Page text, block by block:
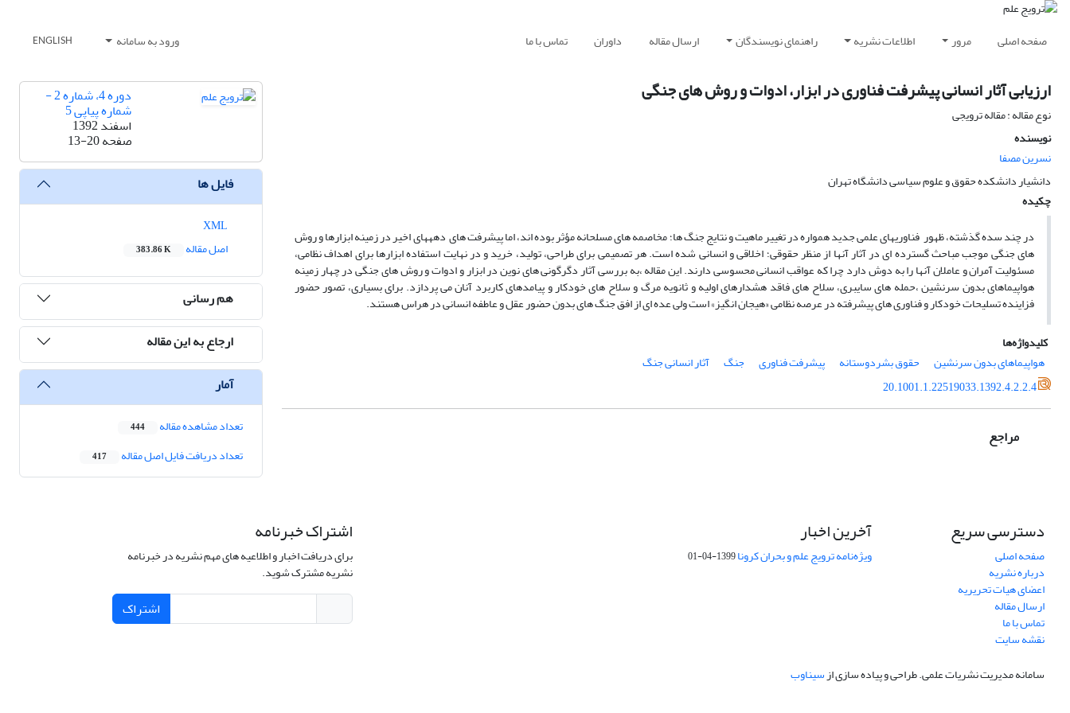
صفحه اصلی مرور اطلاعات نشریه راهنمای نویسندگان ارسال مقاله داوران تماس با ما ورود به سامانه ENGLISH
ارزیابی آثار انسانی پیشرفت فناوری در ابزار، ادوات و روش های جنگی
نوع مقاله : مقاله ترویجی
نویسنده
نسرین مصفا
دانشیار دانشکده حقوق و علوم سیاسی دانشگاه تهران
چکیده
در چند سده گذشته، ظهور فناوریهای علمی جدید همواره در تغییر ماهیت و نتایج جنگ ها؛ مخاصمه های مسلحانه مؤثر بوده اند، اما پیشرفت های دهههای اخیر در زمینه ابزارها و روش
های جنگی موجب مباحث گسترده ای در آثار آنها از منظر حقوقی؛ اخلاقی و انسانی شده است. هر تصمیمی برای طراحی، تولید، خرید و در نهایت استفاده ابزارها برای اهداف نظامی،
مسئولیت آمران و عاملان آنها را به دوش دارد چرا که عواقب انسانی محسوسی دارند. این مقاله ،به بررسی آثار دگرگونی های نوین در ابزار و ادوات و روش های جنگی در چهار زمینه
هواپیماهای بدون سرنشین ،حمله های سایبری، سلاح های فاقد هشدارهای اولیه و ثانویه مرگ و سلاح های خودکار و پیامدهای کاربرد آنان می پردازد. برای بسیاری، تصور حضور
فزاینده تسلیحات خودکار و فناوری های پیشرفته در عرصه نظامی «هیجان انگیز» است ولی عده ای از افق جنگ های بدون حضور عقل و عاطفه انسانی در هراس هستند.
کلیدواژه‌ها
هواپیماهای بدون سرنشین
حقوق بشردوستانه پیشرفت فناوری جنگ
آثار انسانی جنگ
20.1001.1.22519033.1392.4.2.2.4
مراجع
دوره 4، شماره 2 -
شماره پیاپی 5
اسفند 1392
صفحه13-20
فایل ها
اصل مقاله
383.86 K
هم رسانی
ارجاع به این مقاله
آمار
تعداد مشاهده مقاله 444
تعداد دریافت فایل اصل مقاله 417
دسترسی سریع
صفحه اصلی
درباره نشریه
اعضای هیات تحریریه
ارسال مقاله
تماس با ما
نقشه سایت
آخرین اخبار
ویژه‌نامه ترویج علم و بحران کرونا1399-04-01
اشتراک خبرنامه
برای دریافت اخبار و اطلاعیه های مهم نشریه در خبرنامه
نشریه مشترک شوید.
اشتراک
سامانه مدیریت نشریات علمی.طراحی و پیاده سازی ازسیناوب